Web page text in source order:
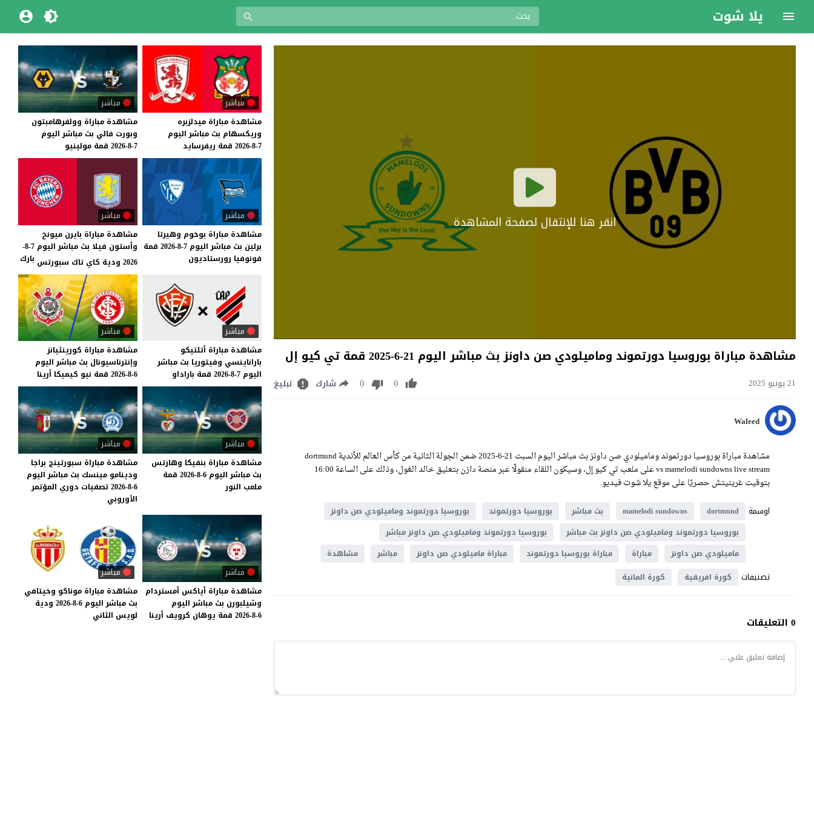
يلا شوت
انقر هنا للإنتقال لصفحة المشاهدة
مشاهدة مباراة بوروسيا دورتموند وماميلودي صن داونز بث مباشر اليوم 21-6-2025 قمة تي كيو إل
21 يونيو 2025 0
0 شارك تبليغ
Waleed
مشاهدة مباراة بوروسيا دورتموند وماميلودي صن داونز بث مباشر اليوم السبت 21-6-2025 ضمن الجولة الثانية من كأس العالم للأندية dortmund
vs mamelodi sundowns live stream على ملعب تي كيو إل، وسيكون اللقاء منقولًا عبر منصة دازن بتعليق خالد الغول، وذلك على الساعة 16:00
بتوقيت غرينيتش حصريًا على موقع يلا شوت فيديو.
اوسمة
dortmund
mamelodi sundowns بث مباشر بوروسيا دورتموند
بوروسيا دورتموند وماميلودي صن داونز
بوروسيا دورتموند وماميلودي صن داونز بث مباشر
بوروسيا دورتموند وماميلودي صن داونز مباشر
ماميلودي صن داونز
مباراة مباراة بوروسيا دورتموند مباراة ماميلودي صن داونز مباشر مشاهدة
تصنيفات كورة افريقية كورة المانية
0 التعليقات
مباشر
مشاهدة مباراة ميدلزبره
وريكسهام بث مباشر اليوم
7-8-2026
قمة ريفرسايد
مباشر
مشاهدة مباراة وولفرهامبتون
وبورت فالي بث مباشر اليوم
7-8-2026
قمة مولينيو
مباشر
مشاهدة مباراة بوخوم وهيرتا
برلين بث مباشر اليوم 7-8-2026
قمة
فونوفيا رورستاديون
مباشر
مشاهدة مباراة بايرن ميونخ
وأستون فيلا بث مباشر اليوم 7-8-
2026 ودية كاي تاك سبورتس
بارك
مباشر
مشاهدة مباراة أتلتيكو
باراناينسي وفيتوريا بث مباشر
اليوم 7-8-2026 قمة باراداو
مباشر
مشاهدة مباراة كورينثيانز
وإنترناسيونال بث مباشر اليوم
6-8-2026
قمة نيو كيميكا أرينا
مباشر
مشاهدة مباراة بنفيكا وهارتس
بث مباشر اليوم 6-8-2026
قمة
ملعب النور
مباشر
مشاهدة مباراة سبورتينج براجا
ودينامو مينسك بث مباشر اليوم
6-8-2026 تصفيات دوري المؤتمر
الأوروبي
مباشر
مشاهدة مباراة أياكس أمستردام
وشيلبورن بث مباشر اليوم
6-8-2026
قمة يوهان كرويف أرينا
مباشر
مشاهدة مباراة موناكو وخيتافي
بث مباشر اليوم 6-8-2026
ودية
لويس الثاني